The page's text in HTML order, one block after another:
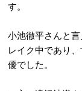
す。
小池徹平さんと
レイク中であり
優でした 。